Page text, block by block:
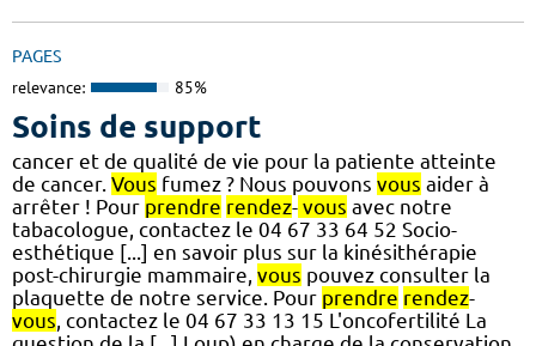
PAGES
relevance: 85%
Soins de support
cancer et de qualité de vie pour la patiente atteinte
de cancer. Vous fumez ? Nous pouvons vous aider à
arrêter ! Pour prendre rendez- vous avec notre
tabacologue, contactez le 04 67 33 64 52 Socio-
esthétique [...] en savoir plus sur la kinésithérapie
post-chirurgie mammaire, vous pouvez consulter la
plaquette de notre service. Pour prendre rendez-
vous, contactez le 04 67 33 13 15 L'oncofertilité La